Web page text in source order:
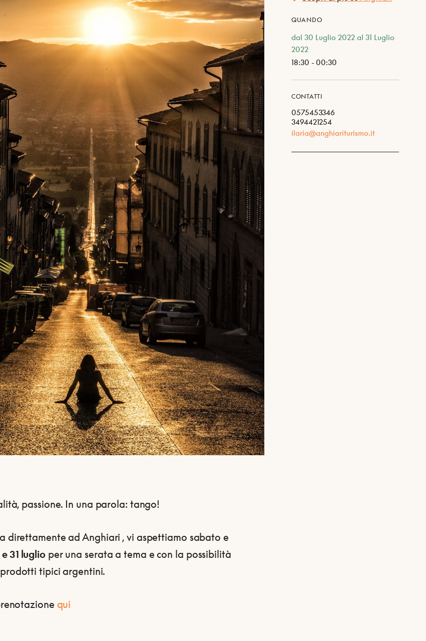
passione. In una parola: tango!
direttamente ad Anghiari , vi aspettiamo sabato e
31 luglioper una serata a tema e con la possibilità
tipici argentini.
qui
QUANDO
dal 30 Luglio 2022 al 31 Luglio
2022
18:30 - 00:30
CONTATTI
0575453346
3494421254
ilaria@anghiariturismo.it